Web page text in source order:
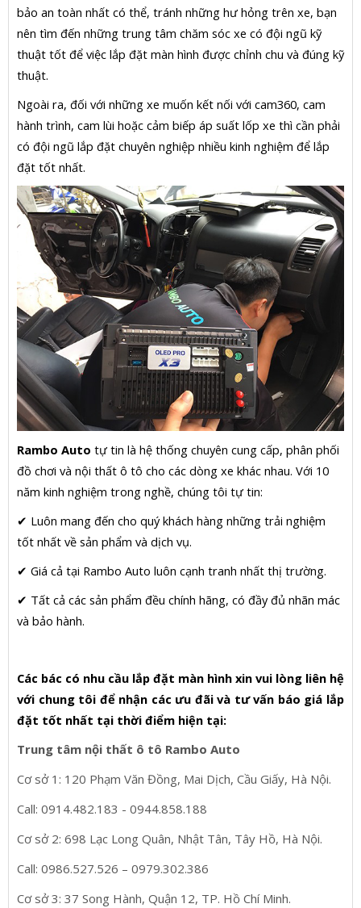
bảo an toàn nhất có thể, tránh những hư hỏng trên xe, bạn
nên tìm đến những trung tâm chăm sóc xe có đội ngũ kỹ
thuật tốt để việc lắp đặt màn hình được chỉnh chu và đúng kỹ
thuật.
Ngoài ra, đối với những xe muốn kết nối với cam360, cam
hành trình, cam lùi hoặc cảm biếp áp suất lốp xe thì cần phải
có đội ngũ lắp đặt chuyên nghiệp nhiều kinh nghiệm để lắp
đặt tốt nhất.
Rambo Auto tự tin là hệ thống chuyên cung cấp, phân phối
đồ chơi và nội thất ô tô cho các dòng xe khác nhau. Với 10
năm kinh nghiệm trong nghề, chúng tôi tự tin:
✔ Luôn mang đến cho quý khách hàng những trải nghiệm
tốt nhất về sản phẩm và dịch vụ.
✔ Giá cả tại Rambo Auto luôn cạnh tranh nhất thị trường.
✔ Tất cả các sản phẩm đều chính hãng, có đầy đủ nhãn mác
và bảo hành.
Các bác có nhu cầu lắp đặt màn hình xin vui lòng liên hệ
với chung tôi để nhận các ưu đãi và tư vấn báo giá lắp
đặt tốt nhất tại thời điểm hiện tại:
Trung tâm nội thất ô tô Rambo Auto
Cơ sở 1: 120 Phạm Văn Đồng, Mai Dịch, Cầu Giấy, Hà Nội.
Call: 0914.482.183 - 0944.858.188
Cơ sở 2: 698 Lạc Long Quân, Nhật Tân, Tây Hồ, Hà Nội.
Call: 0986.527.526 – 0979.302.386
Cơ sở 3: 37 Song Hành, Quận 12, TP. Hồ Chí Minh.